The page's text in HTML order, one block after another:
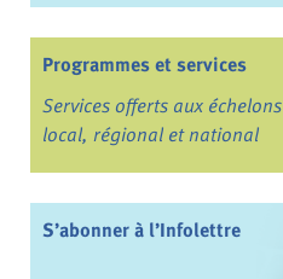
Programmes et services
Services offerts aux échelons
local, régional et national
S’abonner à l’Infolettre